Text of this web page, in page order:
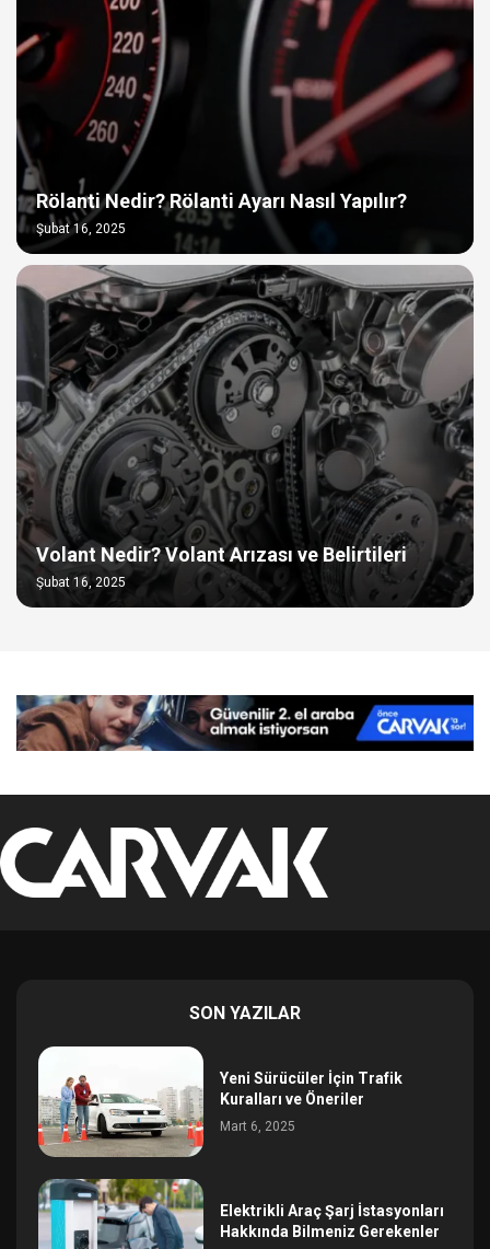
Rölanti Nedir? Rölanti Ayarı Nasıl Yapılır?
Şubat 16, 2025
Volant Nedir? Volant Arızası ve Belirtileri
Şubat 16, 2025
SON YAZILAR
Yeni Sürücüler İçin Trafik
Kuralları ve Öneriler
Mart 6, 2025
Elektrikli Araç Şarj İstasyonları
Hakkında Bilmeniz Gerekenler